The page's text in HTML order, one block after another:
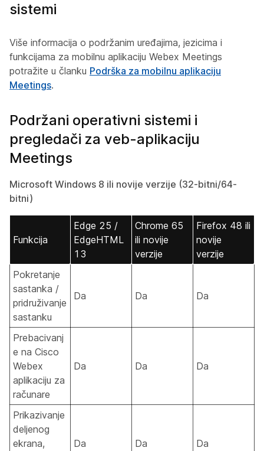
sistemi
Više informacija o podržanim uređajima, jezicima i
funkcijama za mobilnu aplikaciju Webex Meetings
potražite u članku Podrška za mobilnu aplikaciju
Meetings.
Podržani operativni sistemi i
pregledači za veb-aplikaciju
Meetings
Microsoft Windows 8 ili novije verzije (32-bitni/64-
bitni)
Funkcija
Edge 25 /
EdgeHTML
13
Chrome 65
ili novije
verzije
Firefox 48 ili
novije
verzije
Pokretanje
sastanka /
pridruživanje
sastanku
Da Da Da
Prebacivanj
e na Cisco
Webex
aplikaciju za
računare
Da Da Da
Prikazivanje
deljenog
ekrana,
Da Da Da